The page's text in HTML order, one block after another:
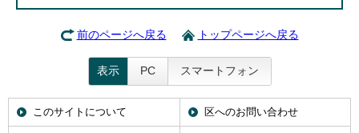
前のページへ戻る トップページへ戻る
表示 PC スマートフォン
このサイトについて 区へのお問い合わせ